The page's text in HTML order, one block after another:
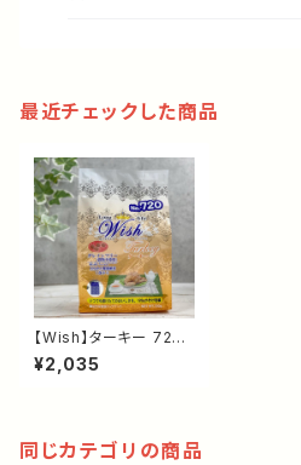
最近チェックした商品
【Wish】ターキー 720g
｜グレインフリー ドッグ
フード｜高たんぱく・低
¥2,035
同じカテゴリの商品